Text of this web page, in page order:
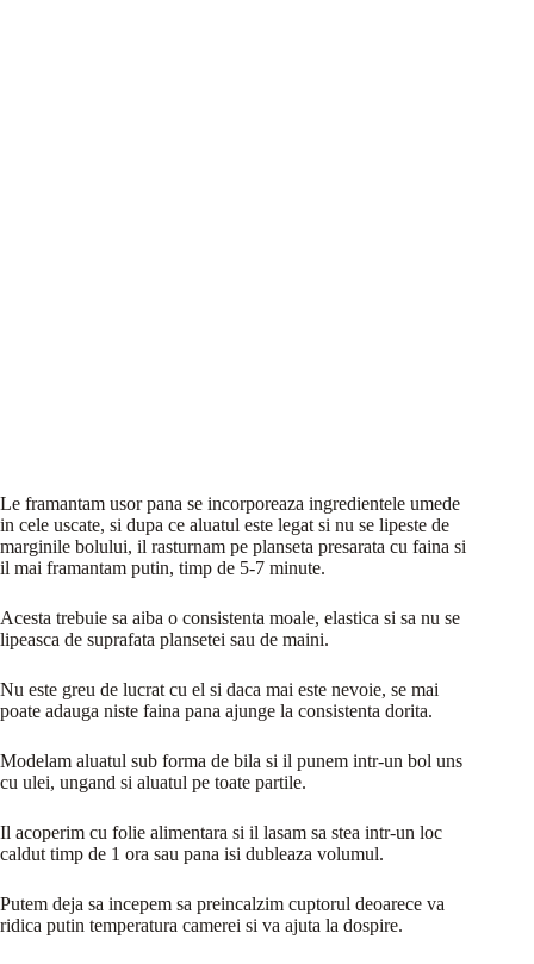
Le framantam usor pana se incorporeaza ingredientele umede
in cele uscate, si dupa ce aluatul este legat si nu se lipeste de
marginile bolului, il rasturnam pe planseta presarata cu faina si
il mai framantam putin, timp de 5-7 minute.
Acesta trebuie sa aiba o consistenta moale, elastica si sa nu se
lipeasca de suprafata plansetei sau de maini.
Nu este greu de lucrat cu el si daca mai este nevoie, se mai
poate adauga niste faina pana ajunge la consistenta dorita.
Modelam aluatul sub forma de bila si il punem intr-un bol uns
cu ulei, ungand si aluatul pe toate partile.
Il acoperim cu folie alimentara si il lasam sa stea intr-un loc
caldut timp de 1 ora sau pana isi dubleaza volumul.
Putem deja sa incepem sa preincalzim cuptorul deoarece va
ridica putin temperatura camerei si va ajuta la dospire.